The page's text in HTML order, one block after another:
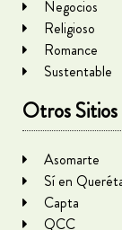
Negocios
Religioso
Romance
Sustentable
Otros Sitios
Asomarte
Sí en
Capta
QCC